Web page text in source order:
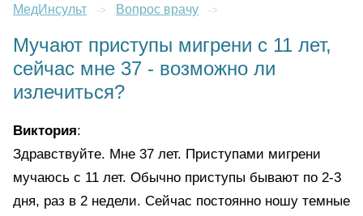
МедИнсульт -> Вопрос врачу ->
Мучают приступы мигрени с 11 лет,
сейчас мне 37 - возможно ли
излечиться?
Виктория:
Здравствуйте. Мне 37 лет. Приступами мигрени
мучаюсь с 11 лет. Обычно приступы бывают по 2-3
дня, раз в 2 недели. Сейчас постоянно ношу темные